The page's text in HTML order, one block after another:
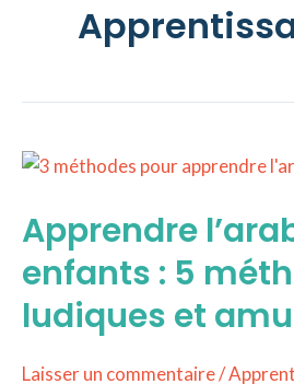
Apprendre
enfants : 5
ludiques et
Laisser un commentaire/
Apprendre
aux
enfants
:
ludiques